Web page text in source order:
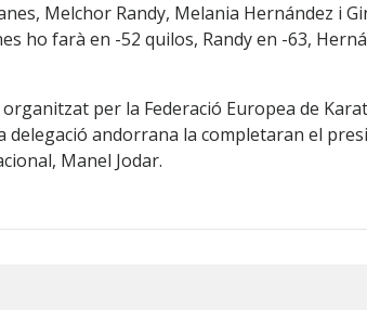
Melchor Randy, Melania Hernández i
ho farà en -52 quilos, Randy en -63,
per la Federació Europea de
delegació andorrana la completaran el
Manel Jodar.